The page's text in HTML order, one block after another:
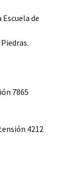
de
7865
4212